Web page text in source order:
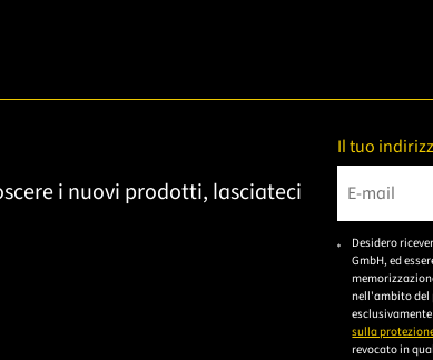
i nuovi prodotti, lasciateci
Il tuo
Bitte
Desidero
GmbH, ed
nell'ambito del
sulla
revocato in